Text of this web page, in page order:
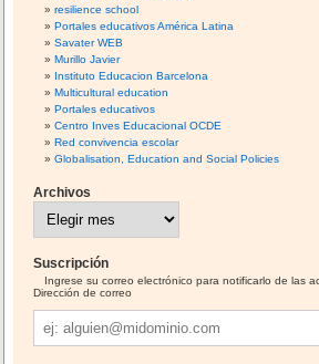
resilience school
Portales educativos América Latina
Savater WEB
Murillo Javier
Instituto Educacion Barcelona
Multicultural education
Portales educativos
Centro Inves Educacional OCDE
Red convivencia escolar
Globalisation, Education and Social Policies
Archivos
h
v
Suscripción
Ingrese su correo electrónico para notificarlo de las
Dirección de correo
Dirección
de
correo